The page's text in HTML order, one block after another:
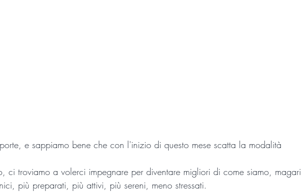
e sappiamo bene che con l'inizio di questo mese scatta la modalità
ci troviamo a volerci impegnare per diventare migliori di come siamo, magari
più preparati, più attivi, più sereni, meno stressati.